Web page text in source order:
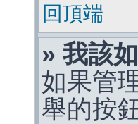
回頂端
» 我該
如果管
舉的按